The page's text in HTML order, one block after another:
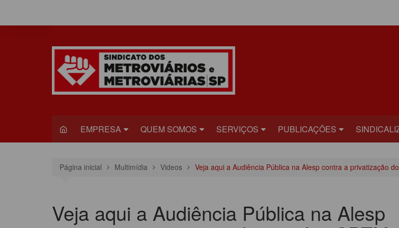
o
EMPRESA
VIAQUATRO
QUEM SOMOS
HISTÓRIA
ESTATUTO DO
SINDICADO
SERVIÇOS
JURÍDICO
RECADASTRAMENTO
PUBLICAÇÕES
PLATAFORMA
INFORME PUBLICITÁRIO
Página inicial Multimídia Videos Veja aqui a Audiência Pública na Alesp contra a privatização
Veja aqui a Audiência Pública na Alesp